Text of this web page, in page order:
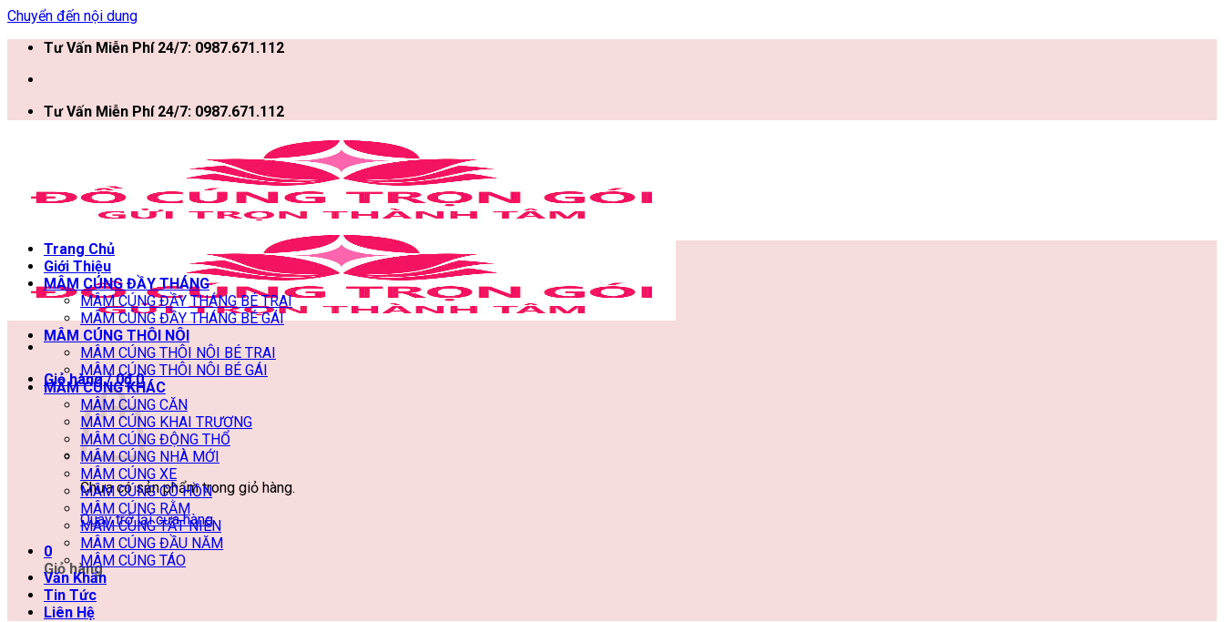
Chuyển đến nội dung
Tư Vấn Miễn Phí 24/7: 0987.671.112
Tư Vấn Miễn Phí 24/7: 0987.671.112
Giỏ hàng /0₫ 0
Chưa có sản phẩm trong giỏ hàng.
Quay trở lại cửa hàng
0
Giỏ hàng
Trang Chủ
Giới Thiệu
MÂM CÚNG ĐẦY THÁNG
MÂM CÚNG ĐẦY THÁNG BÉ TRAI
MÂM CÚNG ĐẦY THÁNG BÉ GÁI
MÂM CÚNG THÔI NÔI
MÂM CÚNG THÔI NÔI BÉ TRAI
MÂM CÚNG THÔI NÔI BÉ GÁI
MÂM CÚNG KHÁC
MÂM CÚNG CĂN
MÂM CÚNG KHAI TRƯƠNG
MÂM CÚNG ĐỘNG THỔ
MÂM CÚNG NHÀ MỚI
MÂM CÚNG XE
MÂM CÚNG CÔ HỒN
MÂM CÚNG RẰM
MÂM CÚNG TẤT NIÊN
MÂM CÚNG ĐẦU NĂM
MÂM CÚNG TÁO
Văn Khấn
Tin Tức
Liên Hệ